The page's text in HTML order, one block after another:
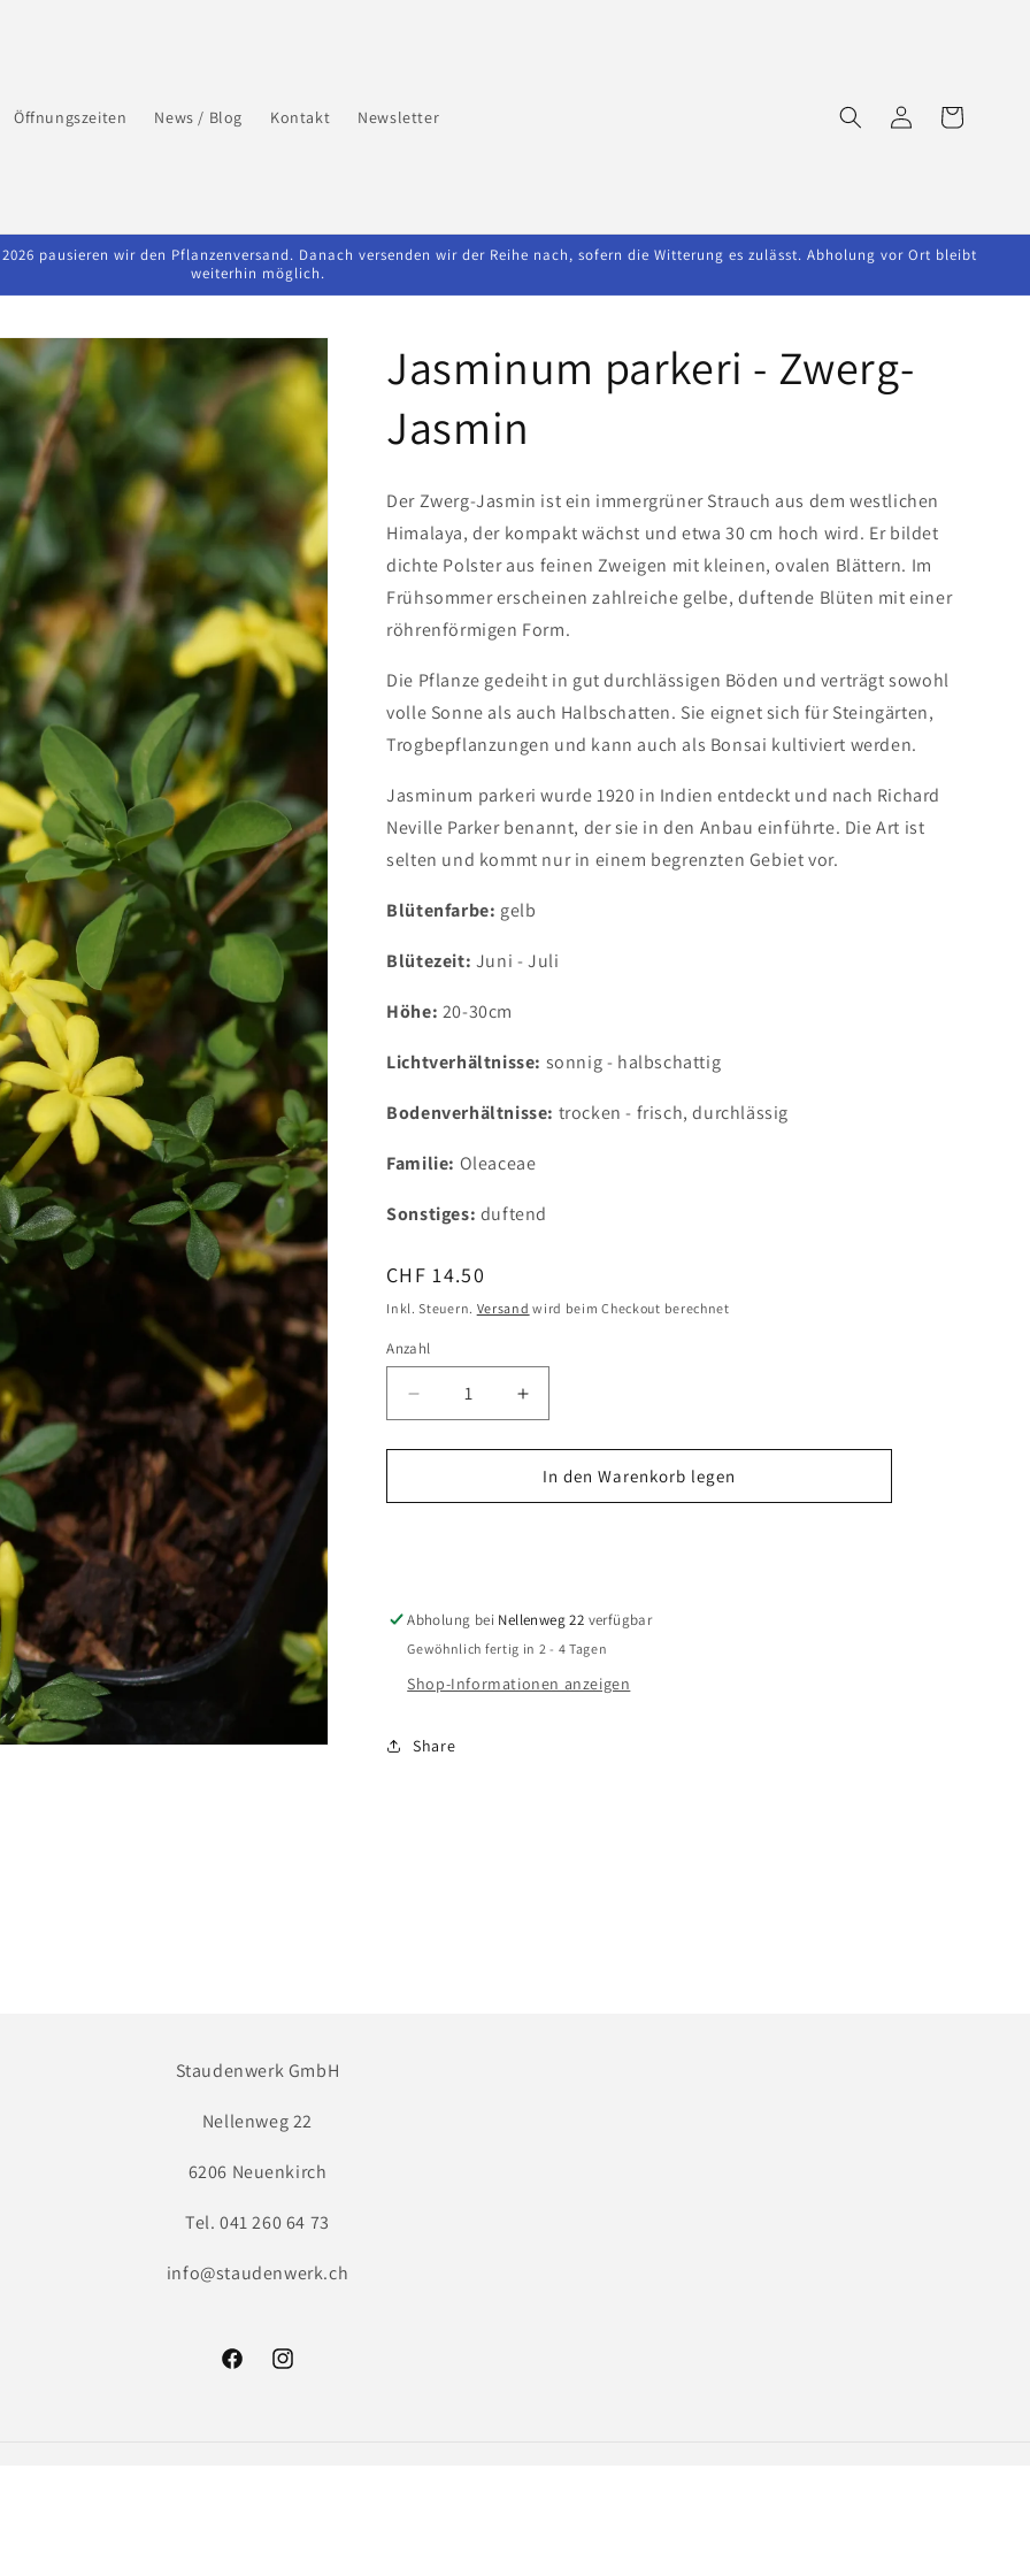
Öffnungszeiten News / Blog Kontakt Newsletter EinloggenWarenkorb
pausieren wir den Pflanzenversand. Danach versenden wir der Reihe nach, sofern die Witterung es zulässt. Abholung vor Ort bleibt
weiterhin möglich.
Jasminum parkeri - Zwerg-
Jasmin
Der Zwerg-Jasmin ist ein immergrüner Strauch aus dem westlichen
Himalaya, der kompakt wächst und etwa 30 cm hoch wird. Er bildet
dichte Polster aus feinen Zweigen mit kleinen, ovalen Blättern. Im
Frühsommer erscheinen zahlreiche gelbe, duftende Blüten mit einer
röhrenförmigen Form.
Die Pflanze gedeiht in gut durchlässigen Böden und verträgt sowohl
volle Sonne als auch Halbschatten. Sie eignet sich für Steingärten,
Trogbepflanzungen und kann auch als Bonsai kultiviert werden.
Jasminum parkeri wurde 1920 in Indien entdeckt und nach Richard
Neville Parker benannt, der sie in den Anbau einführte. Die Art ist
selten und kommt nur in einem begrenzten Gebiet vor.
Blütenfarbe: gelb
Blütezeit: Juni - Juli
Höhe: 20-30cm
Lichtverhältnisse: sonnig - halbschattig
Bodenverhältnisse: trocken - frisch, durchlässig
Familie: Oleaceae
Sonstiges: duftend
Normaler
Preis
CHF 14.50
Inkl. Steuern. Versand wird beim Checkout berechnet
Anzahl
Verringere
die
Menge
Jasminum
Erhöhe
die
Menge
für
Jasminum
In den Warenkorb legen
Abholung bei Nellenweg 22 verfügbar
Gewöhnlich fertig in 2 - 4 Tagen
Shop-Informationen anzeigen
Share
Staudenwerk GmbH
Nellenweg 22
6206 Neuenkirch
Tel. 041 260 64 73
info@staudenwerk.ch
FacebookInstagram